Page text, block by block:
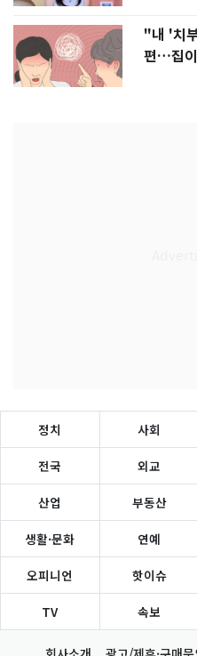
"내 '치
편…집
정치 사회
전국 외교
산업 부동산
생활·문화 연예
오피니언 핫이슈
TV 속보